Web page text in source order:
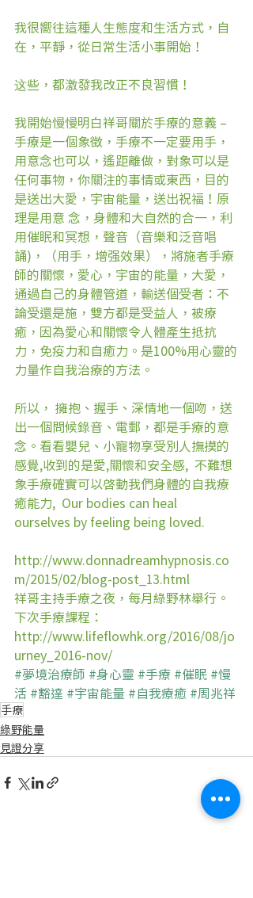
我很嚮往這種人生態度和生活方式，自
在，平靜，從日常生活小事開始！
这些，都激發我改正不良習慣！
我開始慢慢明白祥哥關於手療的意義 –
手療是一個象徵，手療不一定要用手，
用意念也可以，遙距離做，對象可以是
任何事物，你關注的事情或東西，目的
是送出大愛，宇宙能量，送出祝福！原
理是用意 念，身體和大自然的合一，利
用催眠和冥想，聲音（音樂和泛音唱
誦)，（用手，增强效果），將施者手療
師的關懷，愛心，宇宙的能量，大愛，
通過自己的身體管道，輸送個受者：不
論受還是施，雙方都是受益人，被療
癒，因為愛心和關懷令人體產生抵抗
力，免疫力和自癒力。是100%用心靈的
力量作自我治療的方法。
所以， 擁抱、握手、深情地一個吻，送
出一個問候錄音、電郵，都是手療的意
念。看看嬰兒、小寵物享受別人撫摸的
感覺,收到的是愛,關懷和安全感,  不難想
象手療確實可以啓動我們身體的自我療
癒能力,  Our bodies can heal
ourselves by feeling being loved.
http://www.donnadreamhypnosis.co
m/2015/02/blog-post_13.html
祥哥主持手療之夜，每月綠野林舉行。
下次手療課程：
http://www.lifeflowhk.org/2016/08/jo
urney_2016-nov/
#夢境治療師 #身心靈 #手療 #催眠 #慢
活 #豁達 #宇宙能量 #自我療癒 #周兆祥
手療
綠野能量
見證分享